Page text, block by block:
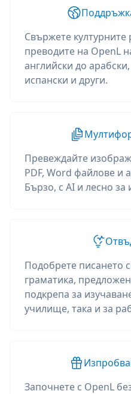
Свържете културните
преводите на OpenL
английски до
испански и други.
Превеждайте
PDF, Word файлове и
Бързо, с AI и лесно за
Подобрете писането
граматика,
подкрепа за
училище, така и за
Започнете с OpenL